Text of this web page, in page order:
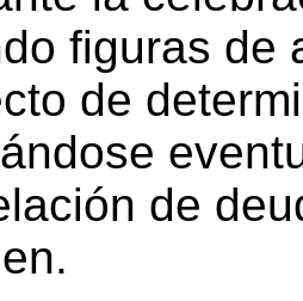
figuras de
de
de